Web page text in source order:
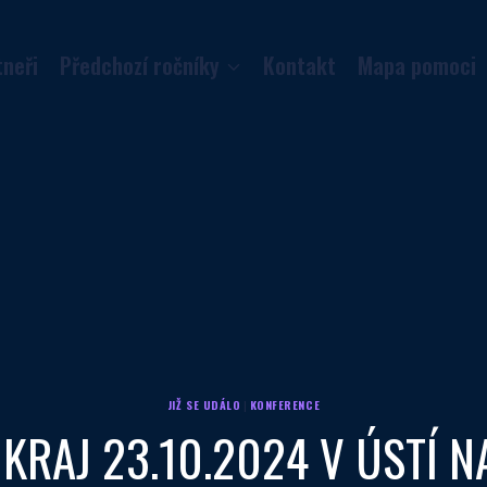
Předchozí ročníky Kontakt Mapa pomoci
JIŽ SE UDÁLO | KONFERENCE
23.10.2024 V ÚSTÍ